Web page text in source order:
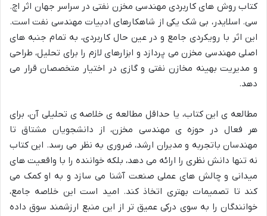
کتاب روش های کاربردی مهندسی مخزن نفتی در سراسر جهان اثر اچ.
سی. اسلایدر، بی شک یکی از شاهکارهای ادبیات مهندسی نفت است.
این اثر با رویکردی جامع و در عین حال کاربردی، به تمام جنبه های
اصلی مهندسی مخزن می پردازد و ابزارهای لازم را برای تحلیل، طراحی
و مدیریت بهینه مخازن نفتی و گازی در اختیار متخصصان قرار می
دهد.
مطالعه ی این کتاب، یا حداقل مطالعه ی خلاصه ی تحلیلی آن، برای
هر فعال در حوزه ی مهندسی مخزن، از دانشجویان مشتاق تا
مهندسان باتجربه و مدیران ارشد، ضروری به نظر می رسد. این کتاب
نه تنها دانش نظری را ارائه می دهد، بلکه خواننده را با واقعیت های
میدانی و چالش های عملی صنعت آشنا می سازد و به او کمک می
کند تا تصمیمات بهتری اتخاذ کند. امید است این خلاصه جامع،
خوانندگان را به سوی درکی عمیق تر از این منبع ارزشمند سوق داده